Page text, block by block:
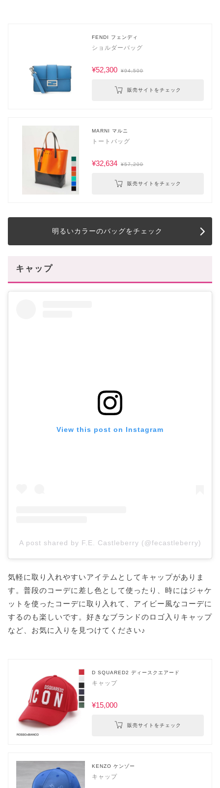
FENDI フェンディ
ショルダーバッグ
¥52,300 ¥94,500
販売サイトをチェック
MARNI マルニ
トートバッグ
¥32,634 ¥57,200
販売サイトをチェック
明るいカラーのバッグをチェック
キャップ
View this post on Instagram
A post shared by F.E. Castleberry (@fecastleberry)
気軽に取り入れやすいアイテムとしてキャップがありま
す。普段のコーデに差し色として使ったり、時にはジャケ
ットを使ったコーデに取り入れて、アイビー風なコーデに
するのも楽しいです。好きなブランドのロゴ入りキャップ
など、お気に入りを見つけてください♪
D SQUARED2 ディースクエアード
キャップ
¥15,000
販売サイトをチェック
KENZO ケンゾー
キャップ